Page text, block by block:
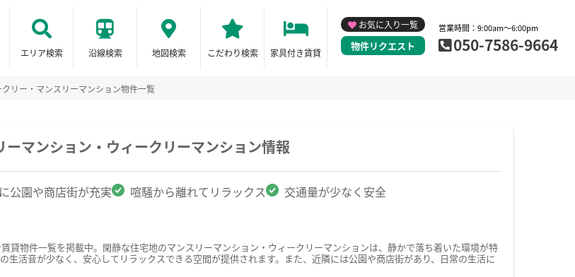
エリア検索 沿線検索 地図検索 こだわり検索 家具付き賃貸
お気に入り一覧
物件リクエスト
営業時間：9:00am～6:00pm
050-7586-9664
リー・マンスリーマンション物件一覧
マンション・ウィークリーマンション情報
公園や商店街が充実 喧騒から離れてリラックス
交通量が少なく安全
貸物件一覧を掲載中。閑静な住宅地のマンスリーマンション・ウィークリーマンションは、静かで落ち着いた環境が特
活音が少なく、安心してリラックスできる空間が提供されます。また、近隣には公園や商店街があり、日常の生活に